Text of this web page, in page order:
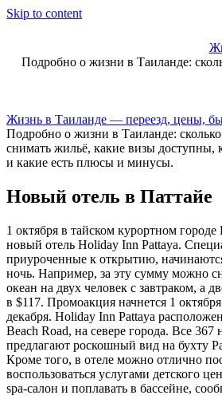
Skip to content
Подробно о жизни в Таиланде:
Жизнь в Таиланде — переезд, цены,
Подробно о жизни в Таиланде:
снимать жильё, какие визы доступны,
и какие есть плюсы и минусы.
Новый отель в Паттайе
1 октября в тайском курортном городе
новый отель Holiday Inn Pattaya.
приуроченные к открытию,
ночь. Например, за эту сумму можно
океан на двух человек с завтраком, а
в $117. Промоакция начнется 1
декабря. Holiday Inn Pattaya
Beach Road, на севере города. Все 367
предлагают роскошный вид на бухту
Кроме того, в отеле можно отлично
воспользоваться услугами детского
spa-салон и поплавать в бассейне,